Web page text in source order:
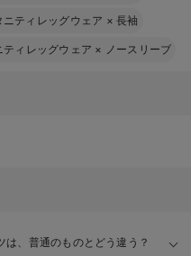
ニティレッグウェア ×長袖
ティレッグウェア × ノースリーブ
、普通のものとどう違う？